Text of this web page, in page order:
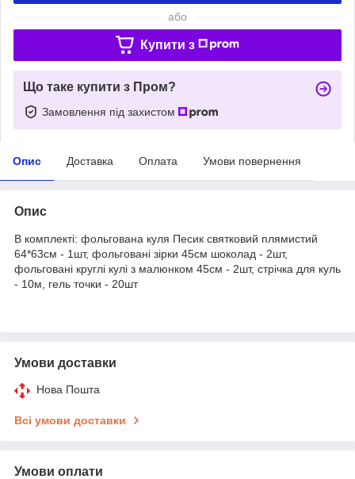
або
Купити з
Що таке купити з Пром?
Замовлення під захистом
Опис Доставка Оплата Умови повернення
Опис
В комплекті: фольгована куля Песик святковий плямистий
64*63см - 1шт, фольговані зірки 45см шоколад - 2шт,
фольговані круглі кулі з малюнком 45см - 2шт, стрічка для куль
- 10м, гель точки - 20шт
Умови доставки
Нова Пошта
Всі умови доставки
Умови оплати